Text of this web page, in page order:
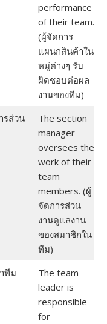
performance
of their team.
(ผู้จัดการ
แผนกสินค้าใน
หมู่ต่างๆ รับ
ผิดชอบต่อผล
งานของทีม)
รส่วน
The section
manager
oversees the
work of their
team
members. (ผู้
จัดการส่วน
งานดูแลงาน
ของสมาชิกใน
ทีม)
ทีม
The team
leader is
responsible
for